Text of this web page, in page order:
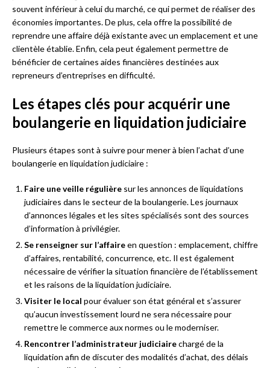
souvent inférieur à celui du marché, ce qui permet de réaliser des
économies importantes. De plus, cela offre la possibilité de
reprendre une affaire déjà existante avec un emplacement et une
clientèle établie. Enfin, cela peut également permettre de
bénéficier de certaines aides financières destinées aux
repreneurs d’entreprises en difficulté.
Les étapes clés pour acquérir une
boulangerie en liquidation judiciaire
Plusieurs étapes sont à suivre pour mener à bien l’achat d’une
boulangerie en liquidation judiciaire :
Faire une veille régulière sur les annonces de liquidations
judiciaires dans le secteur de la boulangerie. Les journaux
d’annonces légales et les sites spécialisés sont des sources
d’information à privilégier.
Se renseigner sur l’affaireen question : emplacement, chiffre
d’affaires, rentabilité, concurrence, etc. Il est également
nécessaire de vérifier la situation financière de l’établissement
et les raisons de la liquidation judiciaire.
Visiter le local pour évaluer son état général et s’assurer
qu’aucun investissement lourd ne sera nécessaire pour
remettre le commerce aux normes ou le moderniser.
Rencontrer l’administrateur judiciairechargé de la
liquidation afin de discuter des modalités d’achat, des délais